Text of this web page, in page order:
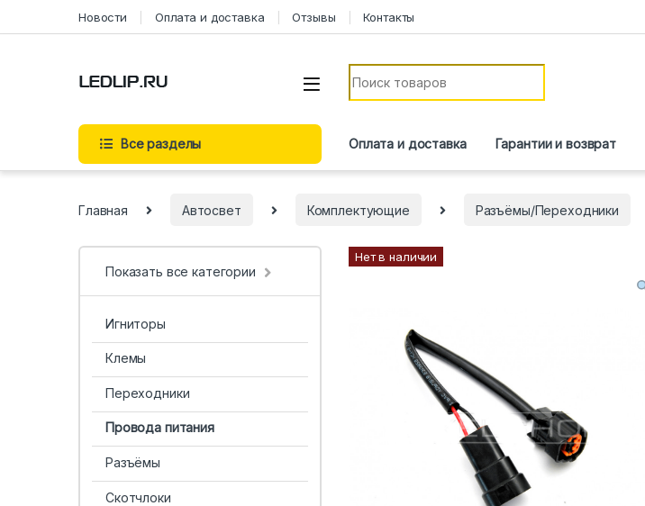
Новости Оплата и доставка Отзывы Контакты
Все разделы Оплата и доставка Гарантии и возврат
Главная Автосвет Комплектующие Разъёмы/Переходники
Нет в наличии
Показать все категории
Игниторы
Клемы
Переходники
Провода питания
Разъёмы
Скотчлоки